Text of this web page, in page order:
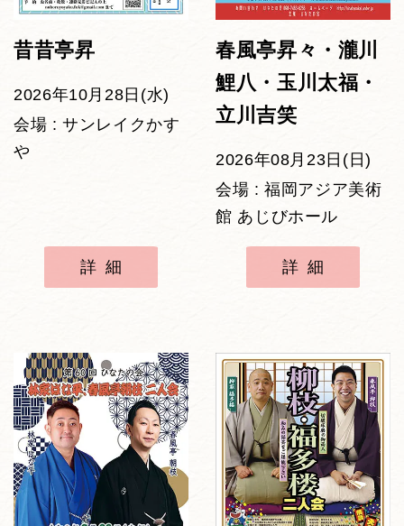
昔昔亭昇
2026年10月28日(水)
会場 : サンレイクかす
や
詳細
春風亭昇々・瀧川
鯉八・玉川太福・
立川吉笑
2026年08月23日(日)
会場 : 福岡アジア美術
館 あじびホール
詳細